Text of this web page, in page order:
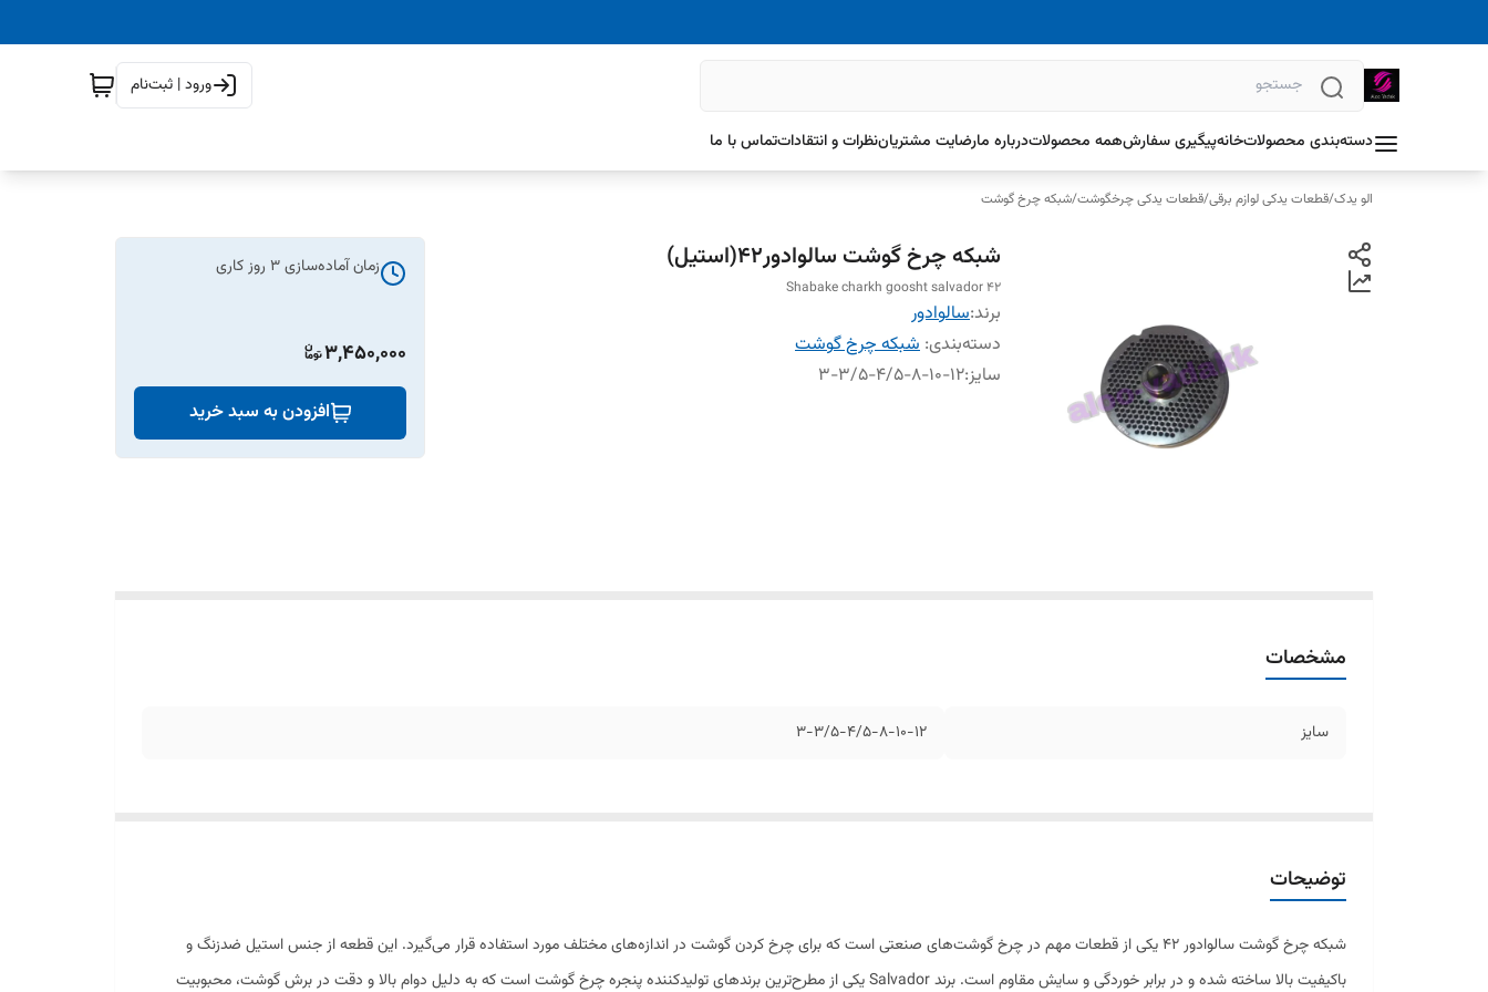
ورود | ثبت‌نام
دسته‌بندی محصولاتخانهپیگیری سفارشهمه محصولاتدرباره مارضایت مشتریاننظرات و انتقاداتتماس با ما
الو یدک/قطعات یدکی لوازم برقی/قطعات یدکی چرخگوشت/شبکه چرخ گوشت
شبکه چرخ گوشت سالوادور۴2(استیل)
Shabake charkh goosht salvador 42
برند:سالوادور
دسته‌بندی: شبکه چرخ گوشت
سایز:۳-۳/۵-۴/۵-۸-۱۰-۱۲
زمان آماده‌سازی3 روز کاری
3,450,000
افزودن به سبد خرید
مشخصات
سایز ۳-۳/۵-۴/۵-۸-۱۰-۱۲
توضیحات
شبکه چرخ گوشت سالوادور ۴۲ یکی از قطعات مهم در چرخ گوشت‌های صنعتی است که برای چرخ کردن گوشت در اندازه‌های مختلف مورد استفاده قرار می‌گیرد. این قطعه از جنس استیل ضدزنگ و
باکیفیت بالا ساخته شده و در برابر خوردگی و سایش مقاوم است. برند Salvador یکی از مطرح‌ترین برندهای تولیدکننده پنجره چرخ گوشت است که به دلیل دوام بالا و دقت در برش گوشت، محبوبیت